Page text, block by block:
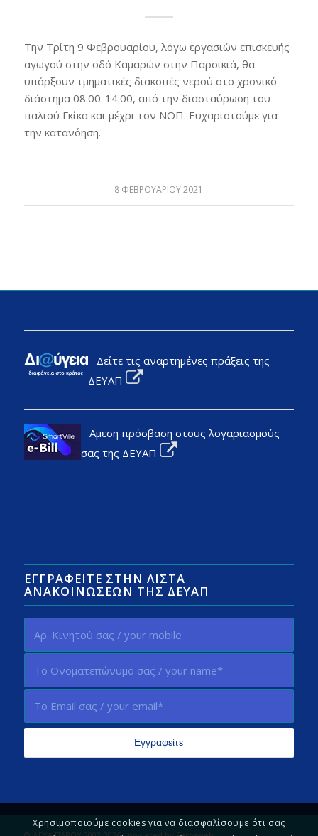
Την Τρίτη 9 Φεβρουαρίου, λόγω εργασιών επισκευής
αγωγού στην οδό Καμαρών στην Παροικιά, θα
υπάρξουν τμηματικές διακοπές νερού στο χρονικό
διάστημα 08:00-14:00, από την διασταύρωση του
παλιού Γκίκα και μέχρι τον ΝΟΠ. Ευχαριστούμε για
την κατανόηση.
8 ΦΕΒΡΟΥΑΡΊΟΥ 2021
Δείτε τις αναρτημένες πράξεις της
ΔΕΥΑΠ
Αμεση πρόσβαση στους λογαριασμούς
σας της ΔΕΥΑΠ
ΕΓΓΡΑΦΕΊΤΕ ΣΤΗΝ ΛΊΣΤΑ
ΑΝΑΚΟΙΝΏΣΕΩΝ ΤΗΣ ΔΕΥΑΠ
Χρησιμοποιούμε cookies για να διασφαλίσουμε ότι σας